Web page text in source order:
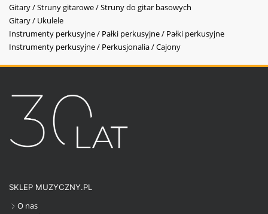
Gitary / Struny gitarowe / Struny do gitar basowych
Gitary / Ukulele
Instrumenty perkusyjne / Pałki perkusyjne / Pałki perkusyjne
Instrumenty perkusyjne / Perkusjonalia / Cajony
SKLEP MUZYCZNY.PL
O nas